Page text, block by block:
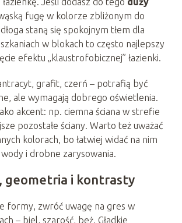
fugę w kolorze zbliżonym do
staną się spokojnym tłem dla
w blokach to często najlepszy
efektu „klaustrofobicznej” łazienki.
grafit, czerń – potrafią być
ale wymagają dobrego oświetlenia.
akcent: np. ciemna ściana w strefie
pozostałe ściany. Warto też uważać
kolorach, bo łatwiej widać na nim
i drobne zarysowania.
geometria i kontrasty
formy, zwróć uwagę na gres w
– biel, szarość, beż. Gładkie